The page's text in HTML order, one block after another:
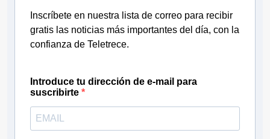
Inscríbete en nuestra lista de correo para recibir
gratis las noticias más importantes del día, con la
confianza de Teletrece.
Introduce tu dirección de e-mail para
suscribirte